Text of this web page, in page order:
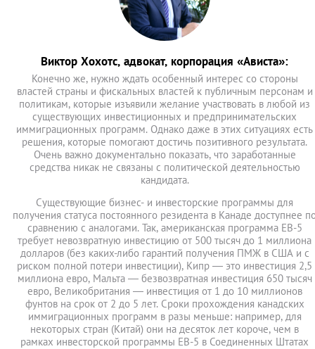
Виктор Хохотс, адвокат, корпорация «Ависта»:
Конечно же, нужно ждать особенный интерес со стороны
властей страны и фискальных властей к публичным персонам и
политикам, которые изъявили желание участвовать в любой из
существующих инвестиционных и предпринимательских
иммиграционных программ. Однако даже в этих ситуациях есть
решения, которые помогают достичь позитивного результата.
Очень важно документально показать, что заработанные
средства никак не связаны с политической деятельностью
кандидата.
Существующие бизнес- и инвесторские программы для
получения статуса постоянного резидента в Канаде доступнее
сравнению с аналогами. Так, американская программа ЕВ-5
требует невозвратную инвестицию от 500 тысяч до 1 миллиона
долларов (без каких-либо гарантий получения ПМЖ в США и с
риском полной потери инвестиции), Кипр — это инвестиция 2,5
миллиона евро, Мальта — безвозвратная инвестиция 650 тысяч
евро, Великобритания — инвестиция от 1 до 10 миллионов
фунтов на срок от 2 до 5 лет. Сроки прохождения канадских
иммиграционных программ в разы меньше: например, для
некоторых стран (Китай) они на десяток лет короче, чем в
рамках инвесторской программы EB-5 в Соединенных Штатах